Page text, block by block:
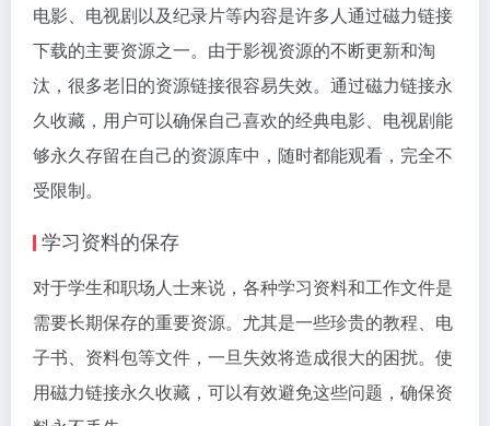
电影、电视剧以及纪录片等内容是许多人通过磁力链接
下载的主要资源之一。由于影视资源的不断更新和淘
汰，很多老旧的资源链接很容易失效。通过磁力链接永
久收藏，用户可以确保自己喜欢的经典电影、电视剧能
够永久存留在自己的资源库中，随时都能观看，完全不
受限制。
学习资料的保存
对于学生和职场人士来说，各种学习资料和工作文件是
需要长期保存的重要资源。尤其是一些珍贵的教程、电
子书、资料包等文件，一旦失效将造成很大的困扰。使
用磁力链接永久收藏，可以有效避免这些问题，确保资